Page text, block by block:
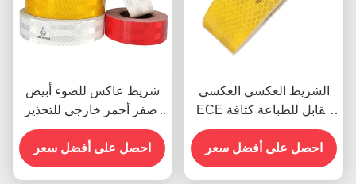
شريط عاكس للضوء أبيض
أصفر أحمر خارجي للتحذير
ECE للمقطورات
احصل على أفضل سعر
الشريط العكسي العكسي
ECE القابل للطباعة كثافة
عالية
احصل على أفضل سعر